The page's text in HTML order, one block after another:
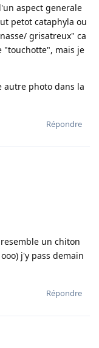
aspect generale
petot cataphyla ou
grisatreux" ca
"touchotte", mais je
photo dans la
Répondre
un chiton
j'y pass demain
Répondre